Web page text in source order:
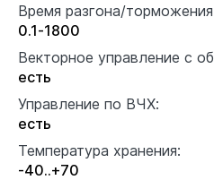
Время разгона/
0.1-1800
Векторное управление с
есть
Управление по ВЧХ:
есть
Температура хранения:
-40..+70